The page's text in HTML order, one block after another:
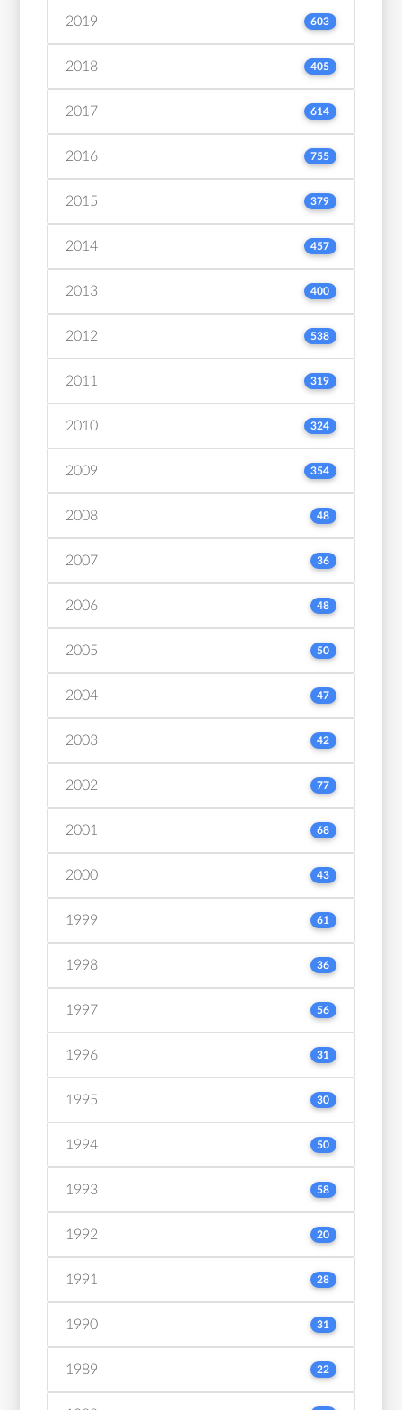
2019 603
2018 405
2017 614
2016 755
2015 379
2014 457
2013 400
2012 538
2011 319
2010 324
2009 354
2008 48
2007 36
2006 48
2005 50
2004 47
2003 42
2002 77
2001 68
2000 43
1999 61
1998 36
1997 56
1996 31
1995 30
1994 50
1993 58
1992 20
1991 28
1990 31
1989 22